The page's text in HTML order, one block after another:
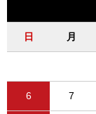
日 月
6 7